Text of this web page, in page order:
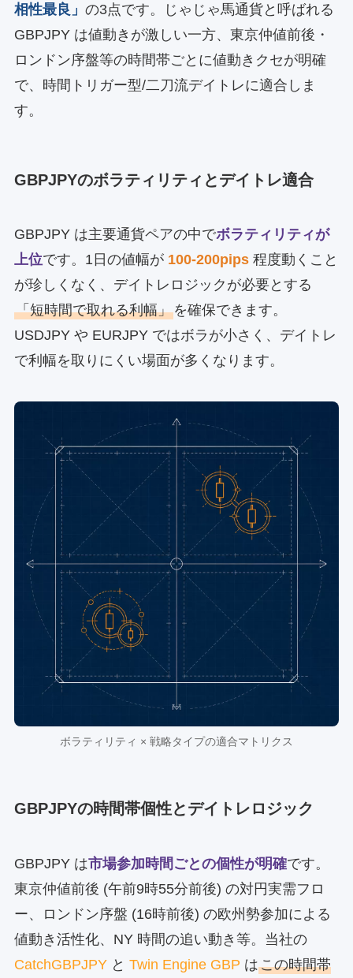
相性最良」 の3点です。じゃじゃ馬通貨と呼ばれる
GBPJPY は値動きが激しい一方、東京仲値前後・
ロンドン序盤等の時間帯ごとに値動きクセが明確
で、時間トリガー型/二刀流デイトレに適合しま
す。
GBPJPYのボラティリティとデイトレ適合
GBPJPY は主要通貨ペアの中でボラティリティが
上位です。1日の値幅が 100-200pips程度動くこと
が珍しくなく、デイトレロジックが必要とする
「短時間で取れる利幅」を確保できます。
USDJPY や EURJPY ではボラが小さく、デイトレ
で利幅を取りにくい場面が多くなります。
ボラティリティ × 戦略タイプの適合マトリクス
GBPJPYの時間帯個性とデイトレロジック
GBPJPY は市場参加時間ごとの個性が明確です。
東京仲値前後 (午前9時55分前後) の対円実需フロ
ー、ロンドン序盤 (16時前後) の欧州勢参加による
値動き活性化、NY 時間の追い動き等。当社の
CatchGBPJPYと Twin Engine GBP はこの時間帯